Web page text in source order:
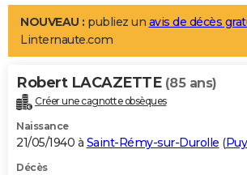
LIFESTYLE
Art de vivre
Bien-être
Loisirs
Mode
Modes de vie
Alimentation
Guide de la santé
Maladies
Médicaments
Sommeil
VOYAGE
Destinations
City break
Voyage nature
Voyage de noces
Forum
Climat
+PHOTO
GUIDES D'ACHAT
NOUVEAU : publiez un avis de décès
Linternaute.com
Robert LACAZETTE (85 ans)
Créer une cagnotte obsèques
Naissance
21/05/1940 à Saint-Rémy-sur-Durolle (
Décès